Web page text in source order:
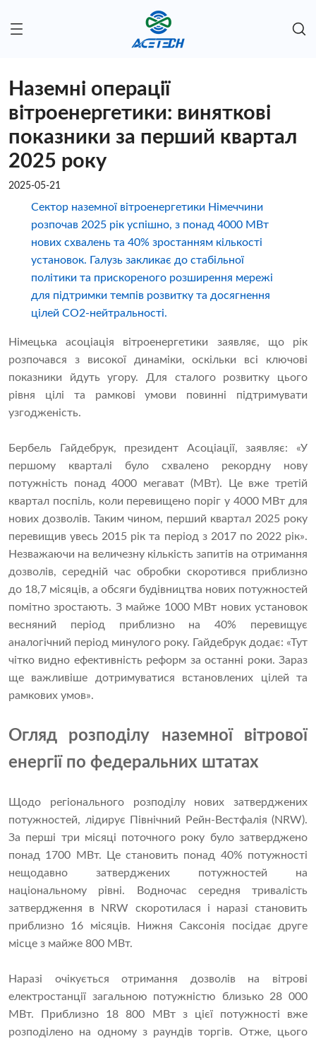
Наземні операції
вітроенергетики: виняткові
показники за перший квартал
2025 року
2025-05-21
Сектор наземної вітроенергетики Німеччини
розпочав 2025 рік успішно, з понад 4000 МВт
нових схвалень та 40% зростанням кількості
установок. Галузь закликає до стабільної
політики та прискореного розширення мережі
для підтримки темпів розвитку та досягнення
цілей CO2-нейтральності.
Німецька асоціація вітроенергетики заявляє, що рік
розпочався з високої динаміки, оскільки всі ключові
показники йдуть угору. Для сталого розвитку цього
рівня цілі та рамкові умови повинні підтримувати
узгодженість.
Бербель Гайдебрук, президент Асоціації, заявляє: «У
першому кварталі було схвалено рекордну нову
потужність понад 4000 мегават (МВт). Це вже третій
квартал поспіль, коли перевищено поріг у 4000 МВт для
нових дозволів. Таким чином, перший квартал 2025 року
перевищив увесь 2015 рік та період з 2017 по 2022 рік».
Незважаючи на величезну кількість запитів на отримання
дозволів, середній час обробки скоротився приблизно
до 18,7 місяців, а обсяги будівництва нових потужностей
помітно зростають. З майже 1000 МВт нових установок
весняний період приблизно на 40% перевищує
аналогічний період минулого року. Гайдебрук додає: «Тут
чітко видно ефективність реформ за останні роки. Зараз
ще важливіше дотримуватися встановлених цілей та
рамкових умов».
Огляд розподілу наземної вітрової
енергії по федеральних штатах
Щодо регіонального розподілу нових затверджених
потужностей, лідирує Північний Рейн-Вестфалія (NRW).
За перші три місяці поточного року було затверджено
понад 1700 МВт. Це становить понад 40% потужності
нещодавно затверджених потужностей на
національному рівні. Водночас середня тривалість
затвердження в NRW скоротилася і наразі становить
приблизно 16 місяців. Нижня Саксонія посідає друге
місце з майже 800 МВт.
Наразі очікується отримання дозволів на вітрові
електростанції загальною потужністю близько 28 000
МВт. Приблизно 18 800 МВт з цієї потужності вже
розподілено на одному з раундів торгів. Отже, цього